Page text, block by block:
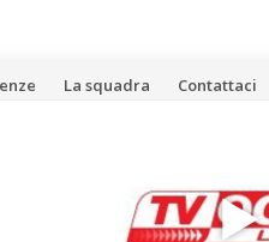
La squadra Contattaci